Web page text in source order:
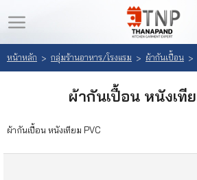
LOGIN
REGISTER
สนใจ
หน้าหลัก > กลุ่มร้านอาหาร/โรงแรม > ผ้ากันเปื้อน >
ผ้ากันเปื้อน หนังเที
ผ้ากันเปื้อน หนังเทียม PVC